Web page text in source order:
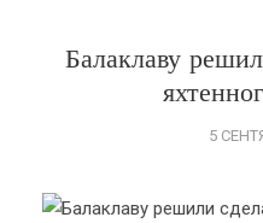
Балаклаву
5